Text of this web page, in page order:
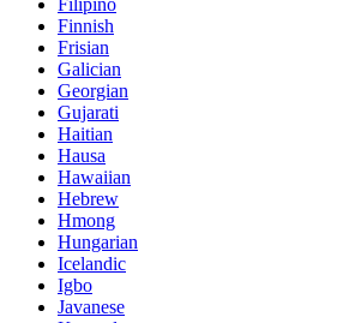
Filipino
Finnish
Frisian
Galician
Georgian
Gujarati
Haitian
Hausa
Hawaiian
Hebrew
Hmong
Hungarian
Icelandic
Igbo
Javanese